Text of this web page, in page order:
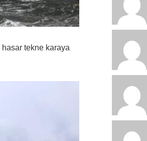
tekne karaya